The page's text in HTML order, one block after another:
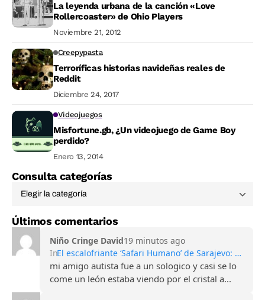
La leyenda urbana de la canción «Love
Rollercoaster» de Ohio Players
Noviembre 21, 2012
Creepypasta
Terroríficas historias navideñas reales de
Reddit
Diciembre 24, 2017
Videojuegos
Misfortune.gb, ¿Un videojuego de Game Boy
perdido?
Enero 13, 2014
Consulta categorías
Últimos comentarios
Niño Cringe David19 minutos ago
In
El escalofriante ‘Safari Humano’ de Sarajevo: Turismo de guerra y francotiradores
mi amigo autista fue a un sologico y casi se lo
come un león estaba viendo por el cristal a...